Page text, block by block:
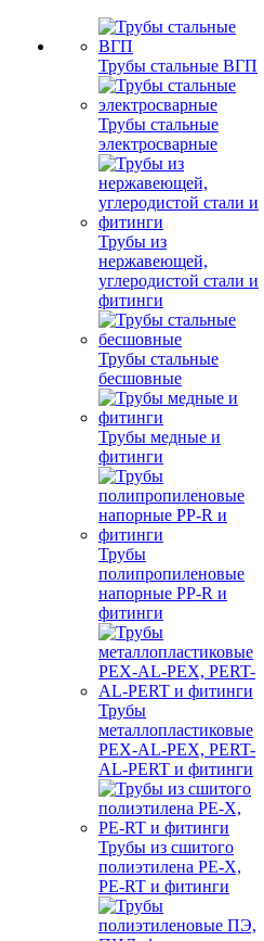
Трубы стальные ВГП
Трубы стальные
электросварные
Трубы из
нержавеющей,
углеродистой стали и
фитинги
Трубы стальные
бесшовные
Трубы медные и
фитинги
Трубы
полипропиленовые
напорные PP-R и
фитинги
Трубы
металлопластиковые
PEX-AL-PEX, PERT-
AL-PERT и фитинги
Трубы из сшитого
полиэтилена PE-X,
PE-RT и фитинги